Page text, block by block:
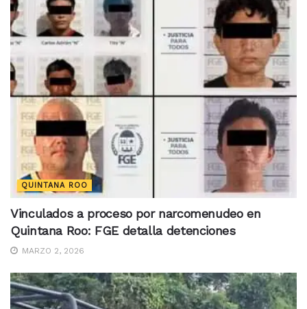
QUINTANA ROO
Vinculados a proceso por narcomenudeo en
Quintana Roo: FGE detalla detenciones
MARZO 2, 2026